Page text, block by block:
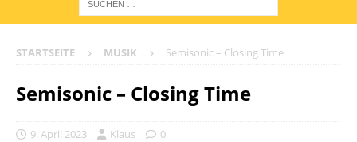
STARTSEITE MUSIK Semisonic – Closing Time
Semisonic – Closing Time
9. April 2023 Klaus 0